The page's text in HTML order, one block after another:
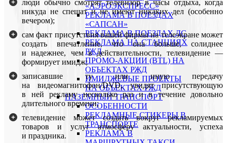
«АЭРОЭКСПРЕСС»
РЕКЛАМА В ПОЕЗДАХ
«САПСАН»
РЕКЛАМА В ПОЕЗДАХ ДС
РЕКЛАМА НА СТАНЦИЯХ
РЖД
ПРОМО-АКЦИИ (BTL) НА
ОБЪЕКТАХ РЖД
ИМИДЖЕВЫЕ ПРОЕКТЫ
НА ОБЪЕКТАХ РЖД
НАЗЕМНЫЙ ТРАНСПОРТ
ОСОБЕННОСТИ
РЕКЛАМНЫЕ СТИКЕРЫ В
ТРАНСПОРТЕ
РЕКЛАМА В
люди обычно смотрят телевизор в часы отдыха, когда
никуда не спешат и не имеют никаких дел (особенно
вечером);
сам факт присутствия вашей фирмы на телеэкране может
создать впечатление, что она больше, солиднее
и надежнее, чем в действительности, телевидение —
формирует имидж;
записавшие ту или иную передачу
на видеомагнитофон/DVD, увидят присутствующую
в ней рекламу несколько раз и в течение довольно
длительного времени;
телевидение может создать вокруг рекламируемых
товаров и услуг атмосферу актуальности, успеха
и праздника.